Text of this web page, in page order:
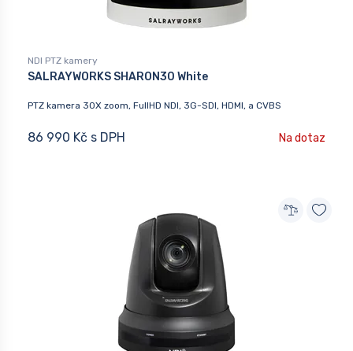
NDI PTZ kamery
SALRAYWORKS SHARON30 White
PTZ kamera 30X zoom, FullHD NDI, 3G-SDI, HDMI, a CVBS
86 990 Kč s DPH Na dotaz